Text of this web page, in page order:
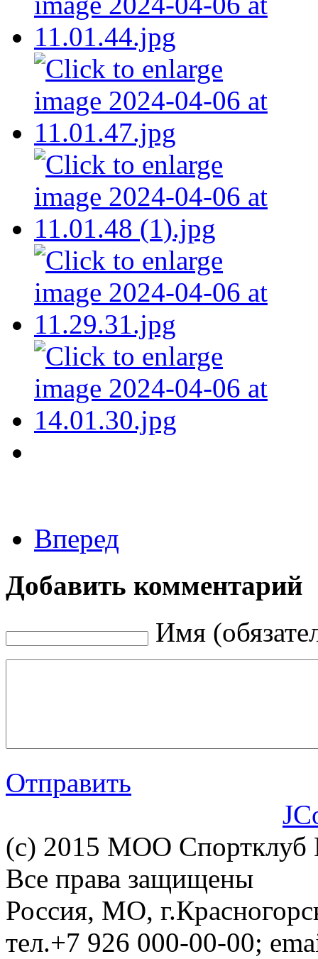
Вперед
Добавить комментарий
Имя
Отправить
(c) 2015 МОО
Все права защищены
Россия, МО,
тел.+7 926 000-00-00;